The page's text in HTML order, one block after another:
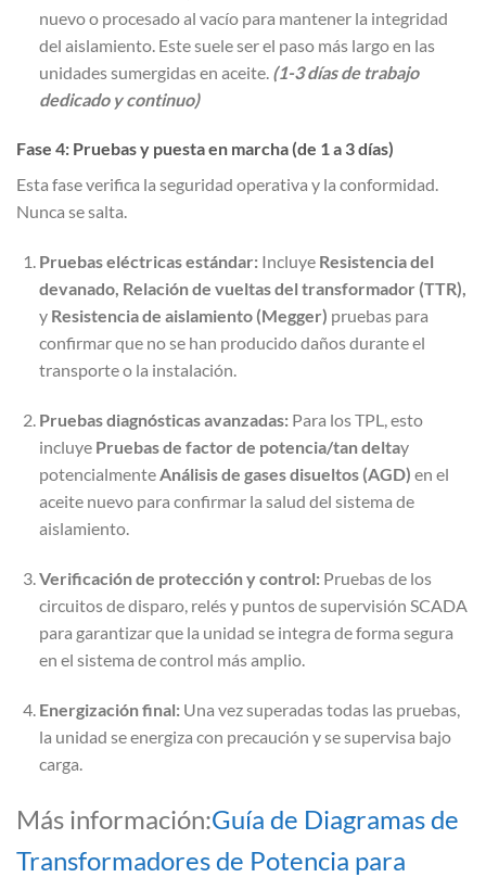
nuevo o procesado al vacío para mantener la integridad
del aislamiento. Este suele ser el paso más largo en las
unidades sumergidas en aceite. (1-3 días de trabajo
dedicado y continuo)
Fase 4: Pruebas y puesta en marcha (de 1 a 3 días)
Esta fase verifica la seguridad operativa y la conformidad.
Nunca se salta.
Pruebas eléctricas estándar:Incluye Resistencia del
devanado, Relación de vueltas del transformador (TTR),
y Resistencia de aislamiento (Megger) pruebas para
confirmar que no se han producido daños durante el
transporte o la instalación.
Pruebas diagnósticas avanzadas:Para los TPL, esto
incluye Pruebas de factor de potencia/tan deltay
potencialmenteAnálisis de gases disueltos (AGD) en el
aceite nuevo para confirmar la salud del sistema de
aislamiento.
Verificación de protección y control:Pruebas de los
circuitos de disparo, relés y puntos de supervisión SCADA
para garantizar que la unidad se integra de forma segura
en el sistema de control más amplio.
Energización final:Una vez superadas todas las pruebas,
la unidad se energiza con precaución y se supervisa bajo
carga.
Más información:Guía de Diagramas de
Transformadores de Potencia para